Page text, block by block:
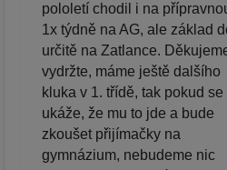
pololetí chodil i na
1x týdně na AG, ale základ
určitě na Zatlance.
vydržte, máme ještě dalšího
kluka v 1. třídě, tak pokud se
ukáže, že mu to jde a bude
zkoušet přijímačky na
gymnázium, nebudeme nic